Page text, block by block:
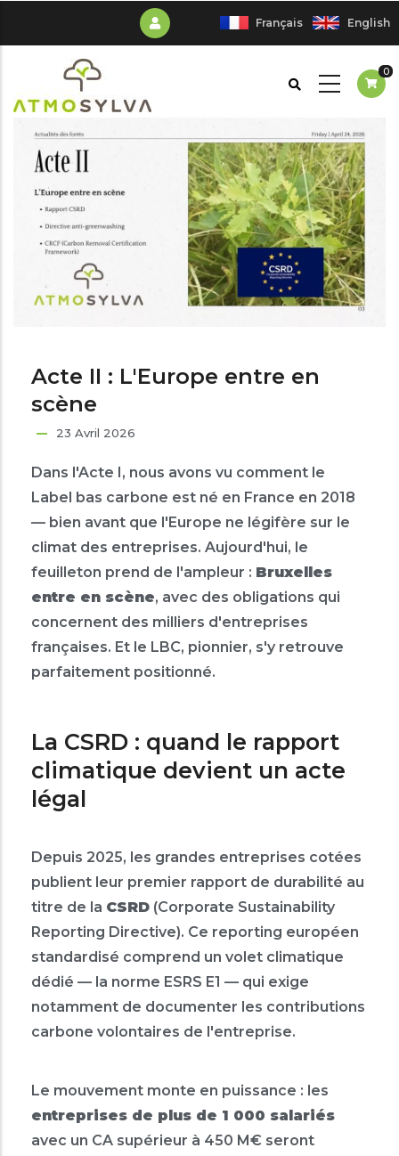
Français English
0
Acte II : L'Europe entre en
scène
23 Avril 2026
Dans l'Acte I, nous avons vu comment le
Label bas carbone est né en France en 2018
— bien avant que l'Europe ne légifère sur le
climat des entreprises. Aujourd'hui, le
feuilleton prend de l'ampleur : Bruxelles
entre en scène, avec des obligations qui
concernent des milliers d'entreprises
françaises. Et le LBC, pionnier, s'y retrouve
parfaitement positionné.
La CSRD : quand le rapport
climatique devient un acte
légal
Depuis 2025, les grandes entreprises cotées
publient leur premier rapport de durabilité au
titre de la CSRD (Corporate Sustainability
Reporting Directive). Ce reporting européen
standardisé comprend un volet climatique
dédié — la norme ESRS E1 — qui exige
notamment de documenter les contributions
carbone volontaires de l'entreprise.
Le mouvement monte en puissance : les
entreprises de plus de 1 000 salariés
avec un CA supérieur à 450 M€ seront